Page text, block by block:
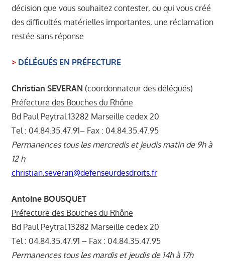
décision que vous souhaitez contester, ou qui vous créé
des difficultés matérielles importantes, une réclamation
restée sans réponse
> DÉLÉGUÉS EN PRÉFECTURE
Christian SEVERAN (coordonnateur des délégués)
Préfecture des Bouches du Rhône
Bd Paul Peytral 13282 Marseille cedex 20
Tel : 04.84.35.47.91– Fax : 04.84.35.47.95
Permanences tous les mercredis et jeudis matin de 9h à
12 h
christian.severan@defenseurdesdroits.fr
Antoine BOUSQUET
Préfecture des Bouches du Rhône
Bd Paul Peytral 13282 Marseille cedex 20
Tel : 04.84.35.47.91 – Fax : 04.84.35.47.95
Permanences tous les mardis et jeudis de 14h à 17h